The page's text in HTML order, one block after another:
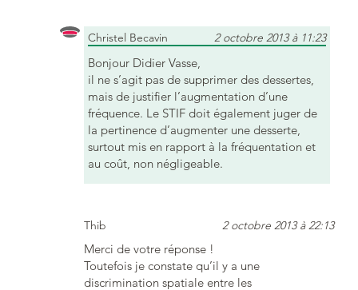
Christel Becavin 2 octobre 2013 à 11:23
Bonjour Didier Vasse,
il ne s’agit pas de supprimer des dessertes,
mais de justifier l’augmentation d’une
fréquence. Le STIF doit également juger de
la pertinence d’augmenter une desserte,
surtout mis en rapport à la fréquentation et
au coût, non négligeable.
Thib 2 octobre 2013 à 22:13
Merci de votre réponse !
Toutefois je constate qu’il y a une
discrimination spatiale entre les